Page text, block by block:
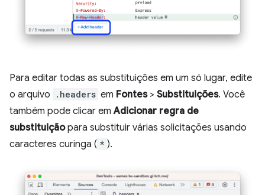
Para editar todas as substituições em um só lugar, edite
o arquivo
.headers em Fontes> Substituições. Você
também pode clicar emAdicionar regra de
substituiçãopara substituir várias solicitações usando
caracteres curinga ( * ).